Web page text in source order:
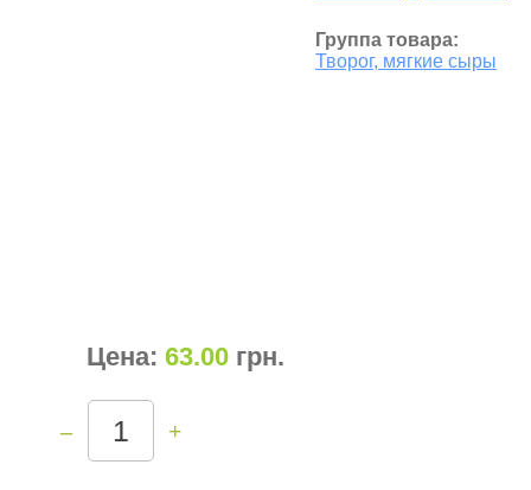
Группа товара:
Творог, мягкие сыры
Цена: 63.00 грн.
– +